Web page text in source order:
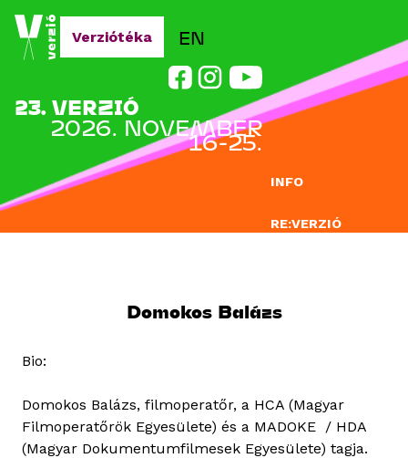
Jump to navigation
INFO
RE:VERZIÓ
EN
23. VERZIÓ
2026. NOVEMBER
16-25.
Verziótéka
Domokos Balázs
Bio:
Domokos Balázs, filmoperatőr, a HCA (Magyar
Filmoperatőrök Egyesülete) és a MADOKE / HDA
(Magyar Dokumentumfilmesek Egyesülete) tagja.